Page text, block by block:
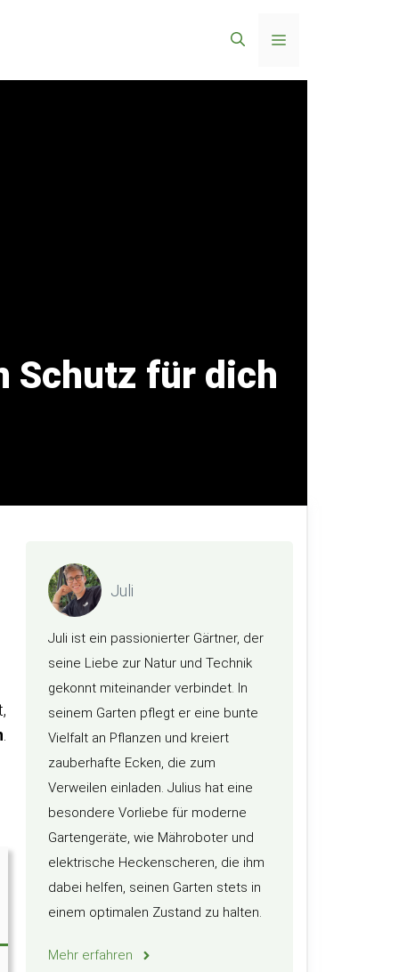
Menü
Schutz für dich
Juli
Juli ist ein passionierter Gärtner, der
seine Liebe zur Natur und Technik
gekonnt miteinander verbindet. In
seinem Garten pflegt er eine bunte
Vielfalt an Pflanzen und kreiert
zauberhafte Ecken, die zum
Verweilen einladen. Julius hat eine
besondere Vorliebe für moderne
Gartengeräte, wie Mähroboter und
elektrische Heckenscheren, die ihm
dabei helfen, seinen Garten stets in
einem optimalen Zustand zu halten.
Mehr erfahren